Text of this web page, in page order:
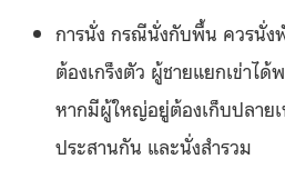
การนั่ง กรณีนั่งกับพื้น ควรนั่ง
ต้องเกร็งตัว ผู้ชายแยกเข่าไ
หากมีผู้ใหญ่อยู่ต้องเก็บปลายเ
ประสานกัน และนั่งสำรวม